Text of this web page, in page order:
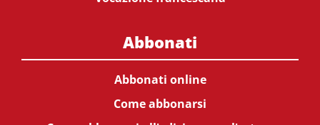
Abbonati
Abbonati online
Come abbonarsi